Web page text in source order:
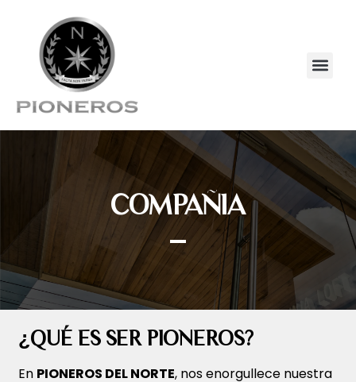
COMPAÑIA
¿QUÉ ES SER PIONEROS?
En PIONEROS DEL NORTE, nos enorgullece nuestra